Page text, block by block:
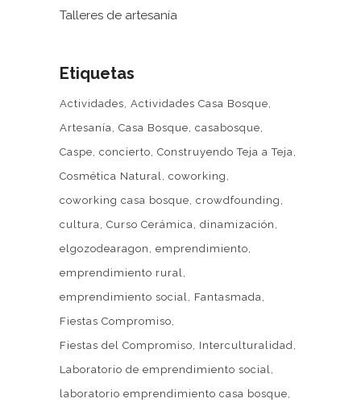
Talleres de artesanía
Etiquetas
Actividades Actividades Casa Bosque
Artesanía Casa Bosque casabosque
Caspe concierto Construyendo Teja a Teja
Cosmética Natural coworking
coworking casa bosque crowdfounding
cultura Curso Cerámica dinamización
elgozodearagon
emprendimiento
emprendimiento rural
emprendimiento social
Fantasmada
Fiestas Compromiso
Fiestas del Compromiso
Interculturalidad
Laboratorio de emprendimiento social
laboratorio emprendimiento casa bosque